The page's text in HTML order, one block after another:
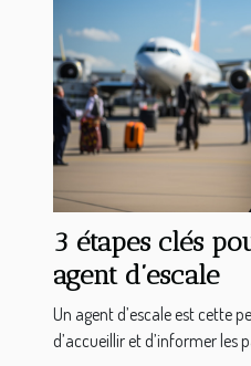
3 étapes clés
agent d’escale
Un agent d’escale est cette
d’accueillir et d’informer les